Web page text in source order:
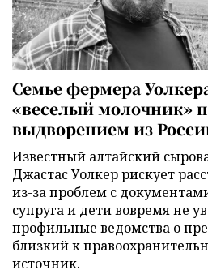
Семье фермера
«веселый молочник»
выдворением из
Известный алтайский
Джастас Уолкер рискует
из-за проблем с
супруга и дети вовремя не
профильные ведомства о
близкий к
источник.